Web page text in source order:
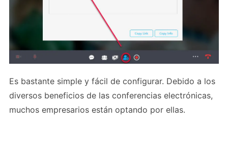
Es bastante simple y fácil de configurar. Debido a los
diversos beneficios de las conferencias electrónicas,
muchos empresarios están optando por ellas.